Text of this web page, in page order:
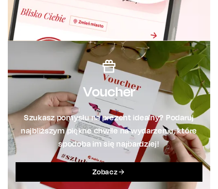
Voucher
Szukasz pomysłu na prezent idealny? Podaruj
najbliższym piękne chwile na wydarzeniu, które
spodoba im się najbardziej!
Zobacz